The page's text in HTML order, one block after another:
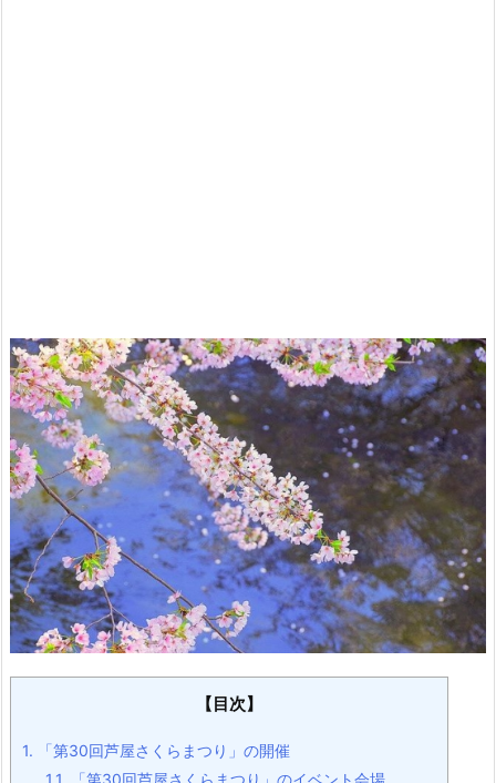
【目次】
1. 「第30回芦屋さくらまつり」の開催
1.1.
「第30回芦屋さくらまつり」のイベント会場